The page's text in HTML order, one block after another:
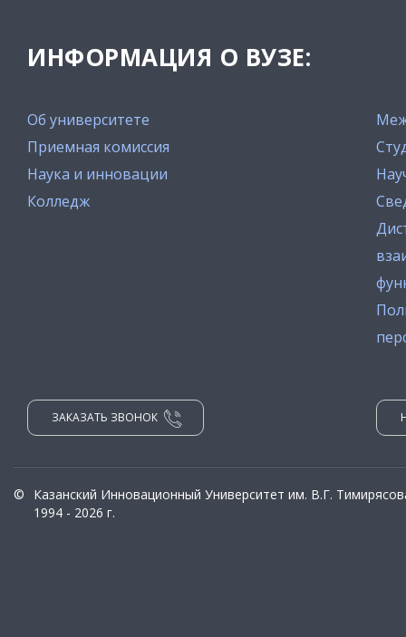
ИНФОРМАЦИЯ О ВУЗЕ:
Об университете
Приемная комиссия
Наука и инновации
Колледж
ЗАКАЗАТЬ ЗВОНОК
©
Казанский Инновационный Университет им. В.Г.
1994 - 2026 г.